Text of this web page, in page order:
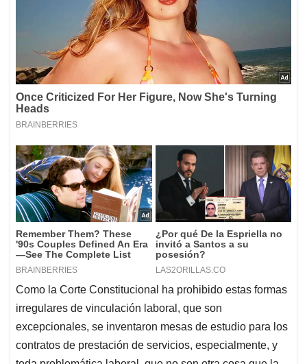
Como la Corte Constitucional ha prohibido estas formas
irregulares de vinculación laboral, que son
excepcionales, se inventaron mesas de estudio para los
contratos de prestación de servicios, especialmente, y